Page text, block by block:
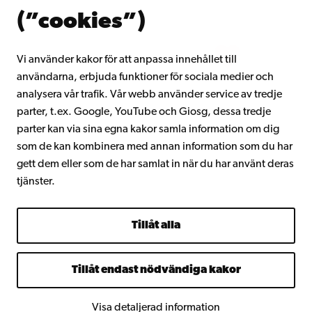
(”cookies”)
Vi använder kakor för att anpassa innehållet till
användarna, erbjuda funktioner för sociala medier och
analysera vår trafik. Vår webb använder service av tredje
parter, t.ex. Google, YouTube och Giosg, dessa tredje
parter kan via sina egna kakor samla information om dig
som de kan kombinera med annan information som du har
gett dem eller som de har samlat in när du har använt deras
tjänster.
Tillåt alla
Tillåt endast nödvändiga kakor
Visa detaljerad information
Intranätet
Facebook InstagramYouTube LinkedIn Blog Snapchat